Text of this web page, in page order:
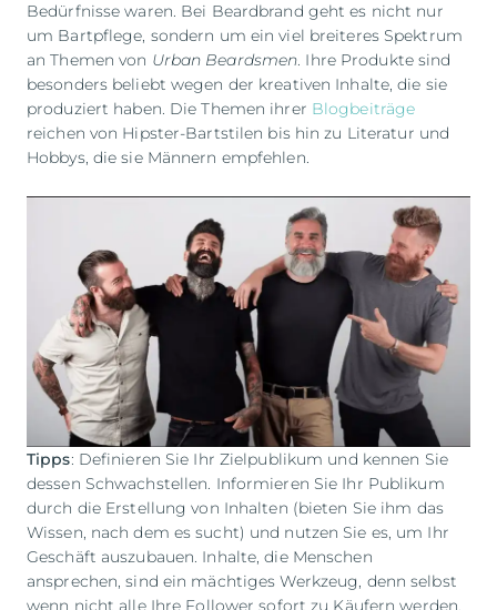
Bedürfnisse waren. Bei Beardbrand geht es nicht nur
um Bartpflege, sondern um ein viel breiteres Spektrum
an Themen von Urban Beardsmen. Ihre Produkte sind
besonders beliebt wegen der kreativen Inhalte, die sie
produziert haben. Die Themen ihrer Blogbeiträge
reichen von Hipster-Bartstilen bis hin zu Literatur und
Hobbys, die sie Männern empfehlen.
Tipps: Definieren Sie Ihr Zielpublikum und kennen Sie
dessen Schwachstellen. Informieren Sie Ihr Publikum
durch die Erstellung von Inhalten (bieten Sie ihm das
Wissen, nach dem es sucht) und nutzen Sie es, um Ihr
Geschäft auszubauen. Inhalte, die Menschen
ansprechen, sind ein mächtiges Werkzeug, denn selbst
wenn nicht alle Ihre Follower sofort zu Käufern werden,